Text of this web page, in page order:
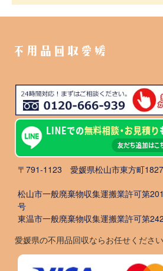
不用品回収愛媛
〒791-1123 愛媛県松山市東方町
松山市一般廃棄物収集運搬業許可第
号
東温市一般廃棄物収集運搬業許可第
愛媛県の不用品回収ならお任せください